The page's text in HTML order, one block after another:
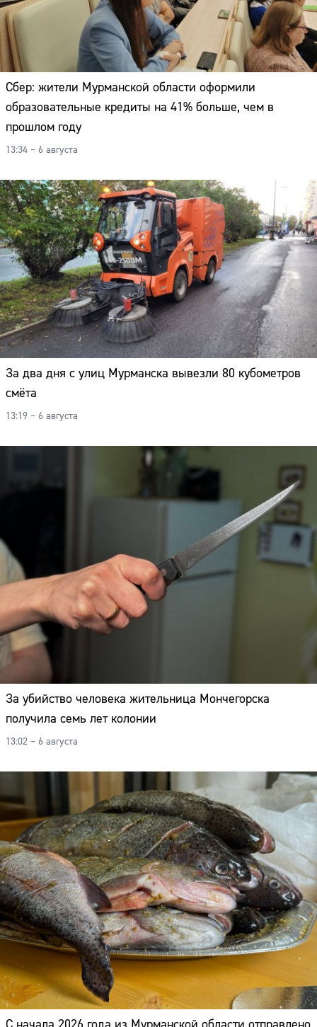
Сбер: жители Мурманской области оформили
образовательные кредиты на 41% больше, чем в
прошлом году
13:34 – 6 августа
За два дня с улиц Мурманска вывезли 80 кубометров
смёта
13:19 – 6 августа
За убийство человека жительница Мончегорска
получила семь лет колонии
13:02 – 6 августа